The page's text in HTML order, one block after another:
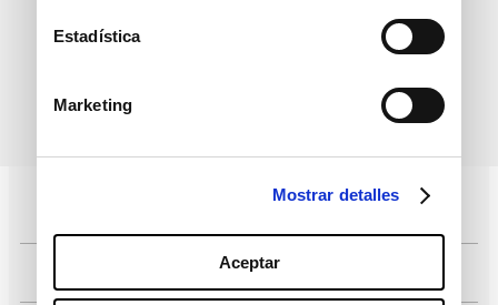
Estadística
Marketing
Mostrar detalles
Aceptar
Comprar fácil en solo 4 pasos